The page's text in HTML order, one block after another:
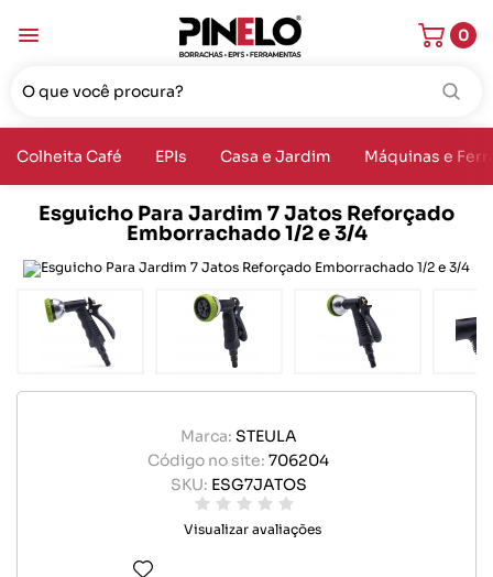
0
Colheita Café EPIs Casa e Jardim Máquinas e
Esguicho Para Jardim 7 Jatos Reforçado
Emborrachado 1/2 e 3/4
Marca: STEULA
Código no site: 706204
SKU: ESG7JATOS
Visualizar avaliações